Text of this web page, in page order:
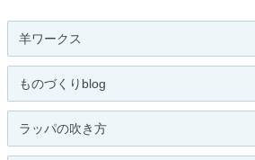
羊ワークス
ものづくりblog
ラッパの吹き方